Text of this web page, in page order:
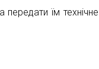
їм технічне